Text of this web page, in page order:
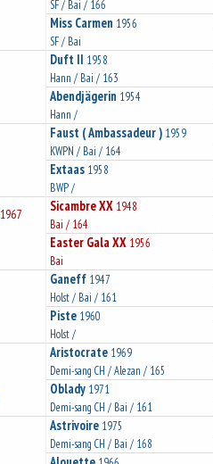
SF / Bai / 166
Miss Carmen 1956
SF / Bai
Duft II 1958
Hann / Bai / 163
Abendjägerin 1954
Hann /
Faust ( Ambassadeur ) 1959
KWPN / Bai / 164
Extaas 1958
BWP /
1967
Sicambre XX 1948
Bai / 164
Easter Gala XX 1956
Bai
Ganeff 1947
Holst / Bai / 161
Piste 1960
Holst /
Aristocrate 1969
Demi-sang CH / Alezan / 165
Oblady 1971
Demi-sang CH / Bai / 161
Astrivoire 1975
Demi-sang CH / Bai / 168